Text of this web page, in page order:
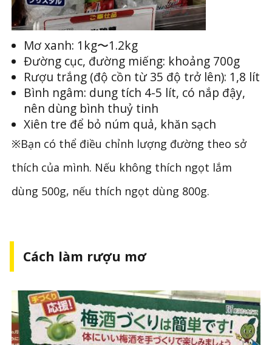
Mơ xanh: 1kg〜1.2kg
Đường cục, đường miếng: khoảng 700g
Rượu trắng (độ cồn từ 35 độ trở lên): 1,8 lít
Bình ngâm: dung tích 4-5 lít, có nắp đậy,
nên dùng bình thuỷ tinh
Xiên tre để bỏ núm quả, khăn sạch
※Bạn có thể điều chỉnh lượng đường theo sở
thích của mình. Nếu không thích ngọt lắm
dùng 500g, nếu thích ngọt dùng 800g.
Cách làm rượu mơ